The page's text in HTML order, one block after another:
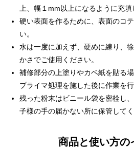
上、幅１mm以上になるように充填
硬い表面を作るために、表面のコ
い。
水は一度に加えず、硬めに練り、
かさでご使用ください。
補修部分の上塗りやカベ紙を貼る
プライマ処理を施した後に作業を行
残った粉末はビニール袋を密栓し
子様の手の届かない所に保管してく
商品と使い方の